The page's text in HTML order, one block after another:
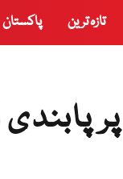
تازہ ترین پاکستان